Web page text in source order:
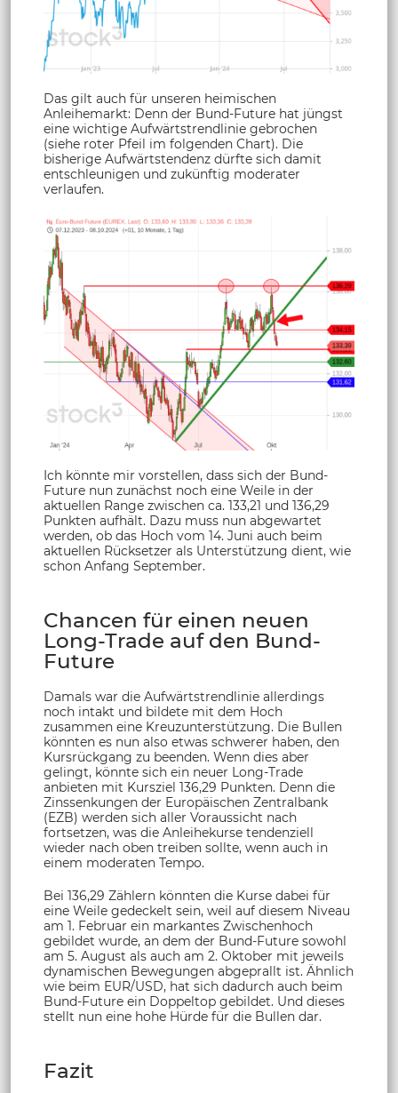
Das gilt auch für unseren heimischen
Anleihemarkt: Denn der Bund-Future hat jüngst
eine wichtige Aufwärtstrendlinie gebrochen
(siehe roter Pfeil im folgenden Chart). Die
bisherige Aufwärtstendenz dürfte sich damit
entschleunigen und zukünftig moderater
verlaufen.
Ich könnte mir vorstellen, dass sich der Bund-
Future nun zunächst noch eine Weile in der
aktuellen Range zwischen ca. 133,21 und 136,29
Punkten aufhält. Dazu muss nun abgewartet
werden, ob das Hoch vom 14. Juni auch beim
aktuellen Rücksetzer als Unterstützung dient, wie
schon Anfang September.
Chancen für einen neuen
Long-Trade auf den Bund-
Future
Damals war die Aufwärtstrendlinie allerdings
noch intakt und bildete mit dem Hoch
zusammen eine Kreuzunterstützung. Die Bullen
könnten es nun also etwas schwerer haben, den
Kursrückgang zu beenden. Wenn dies aber
gelingt, könnte sich ein neuer Long-Trade
anbieten mit Kursziel 136,29 Punkten. Denn die
Zinssenkungen der Europäischen Zentralbank
(EZB) werden sich aller Voraussicht nach
fortsetzen, was die Anleihekurse tendenziell
wieder nach oben treiben sollte, wenn auch in
einem moderaten Tempo.
Bei 136,29 Zählern könnten die Kurse dabei für
eine Weile gedeckelt sein, weil auf diesem Niveau
am 1. Februar ein markantes Zwischenhoch
gebildet wurde, an dem der Bund-Future sowohl
am 5. August als auch am 2. Oktober mit jeweils
dynamischen Bewegungen abgeprallt ist. Ähnlich
wie beim EUR/USD, hat sich dadurch auch beim
Bund-Future ein Doppeltop gebildet. Und dieses
stellt nun eine hohe Hürde für die Bullen dar.
Fazit